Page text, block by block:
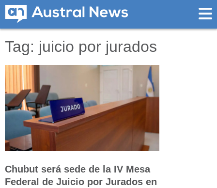
Tag: juicio por jurados
Chubut será sede de la IV Mesa
Federal de Juicio por Jurados en